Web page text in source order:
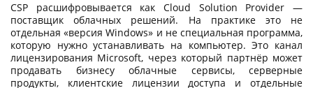
CSP расшифровывается как Cloud Solution Provider —
поставщик облачных решений. На практике это не
отдельная «версия Windows» и не специальная программа,
которую нужно устанавливать на компьютер. Это канал
лицензирования Microsoft, через который партнёр может
продавать бизнесу облачные сервисы, серверные
продукты, клиентские лицензии доступа и отдельные